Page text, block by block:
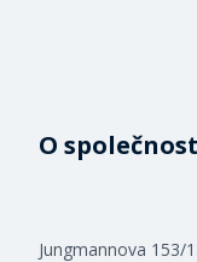
O
Jungmannova 153/